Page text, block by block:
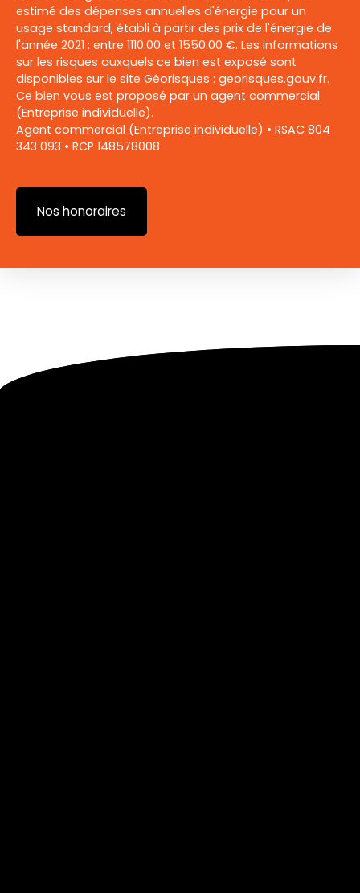
estimé des dépenses annuelles d'énergie pour un
usage standard, établi à partir des prix de l'énergie de
l'année 2021 : entre 1110.00 et 1550.00 €. Les informations
sur les risques auxquels ce bien est exposé sont
disponibles sur le site Géorisques : georisques.gouv.fr.
Ce bien vous est proposé par un agent commercial
(Entreprise individuelle).
Agent commercial (Entreprise individuelle) • RSAC ‭804
343 093‬ • RCP 148578008
Nos honoraires